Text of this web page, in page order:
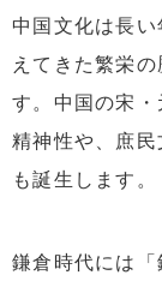
中国文化は長
えてきた繁栄
す。中国の宋・
精神性や、庶民
も誕生します。
鎌倉時代には「